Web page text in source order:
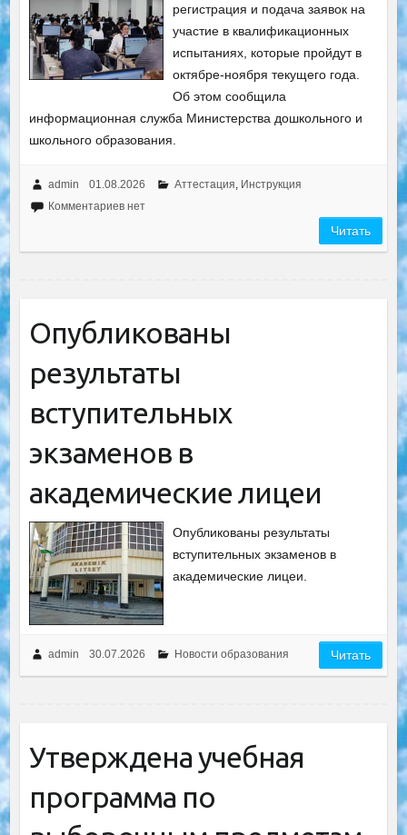
регистрация и подача заявок на
участие в квалификационных
испытаниях, которые пройдут в
октябре-ноября текущего года.
Об этом сообщила
информационная служба Министерства дошкольного и
школьного образования.
admin 01.08.2026 Аттестация, Инструкция
Комментариев нет
Читать
Опубликованы
результаты
вступительных
экзаменов в
академические лицеи
Опубликованы результаты
вступительных экзаменов в
академические лицеи.
admin 30.07.2026 Новости образования Читать
Утверждена учебная
программа по